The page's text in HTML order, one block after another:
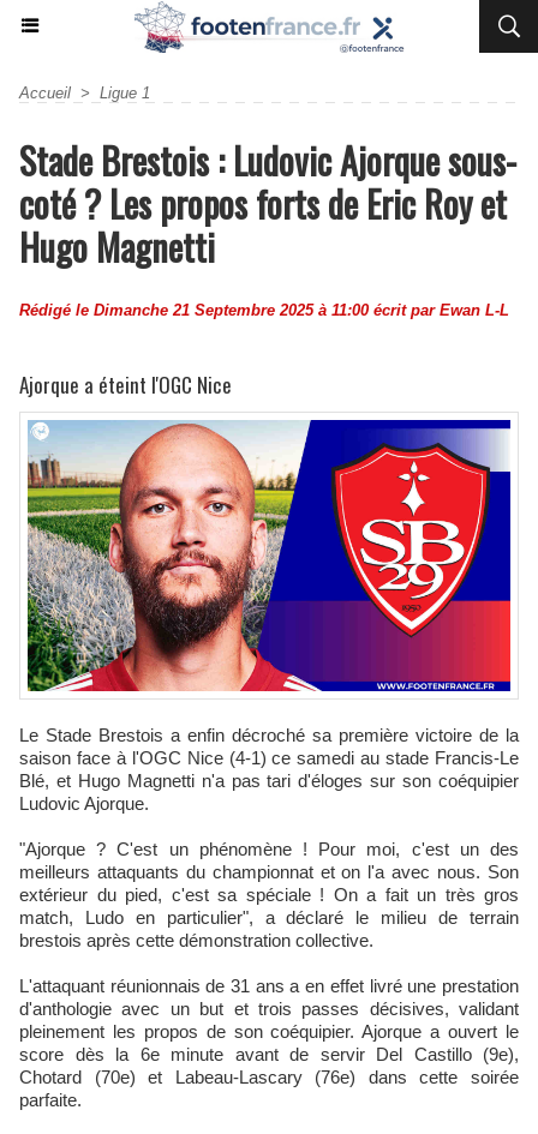
Accueil > Ligue 1
Stade Brestois : Ludovic Ajorque sous-
coté ? Les propos forts de Eric Roy et
Hugo Magnetti
Rédigé le Dimanche 21 Septembre 2025 à 11:00 écrit par Ewan L-L
Ajorque a éteint l'OGC Nice
Le Stade Brestois a enfin décroché sa première victoire de la
saison face à l'OGC Nice (4-1) ce samedi au stade Francis-Le
Blé, et Hugo Magnetti n'a pas tari d'éloges sur son coéquipier
Ludovic Ajorque.
"Ajorque ? C'est un phénomène ! Pour moi, c'est un des
meilleurs attaquants du championnat et on l'a avec nous. Son
extérieur du pied, c'est sa spéciale ! On a fait un très gros
match, Ludo en particulier", a déclaré le milieu de terrain
brestois après cette démonstration collective.
L'attaquant réunionnais de 31 ans a en effet livré une prestation
d'anthologie avec un but et trois passes décisives, validant
pleinement les propos de son coéquipier. Ajorque a ouvert le
score dès la 6e minute avant de servir Del Castillo (9e),
Chotard (70e) et Labeau-Lascary (76e) dans cette soirée
parfaite.